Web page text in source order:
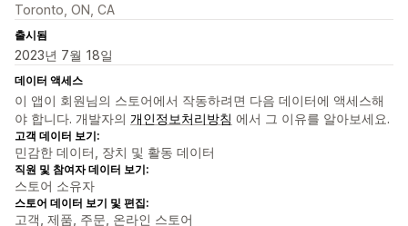
Toronto, ON, CA
출시됨
2023년 7월 18일
데이터 액세스
이 앱이 회원님의 스토어에서 작동하려면 다음 데이터에 액세스해
야 합니다. 개발자의 개인정보처리방침 에서 그 이유를 알아보세요.
고객 데이터 보기:
민감한 데이터, 장치 및 활동 데이터
직원 및 참여자 데이터 보기:
스토어 소유자
스토어 데이터 보기 및 편집:
고객, 제품, 주문, 온라인 스토어